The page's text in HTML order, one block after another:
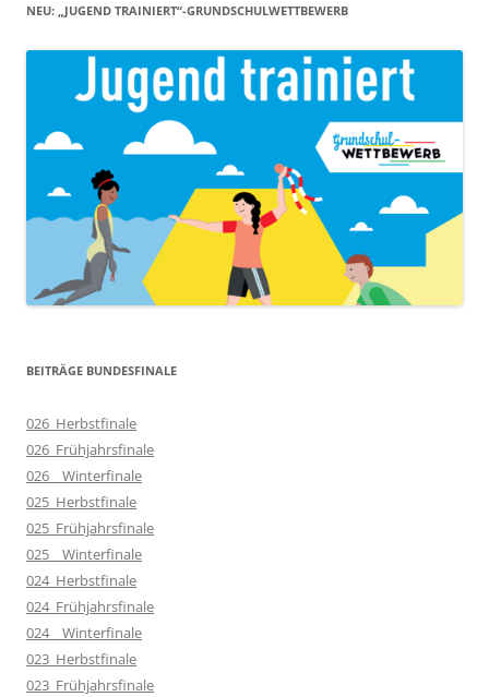
NEU: „JUGEND TRAINIERT“-GRUNDSCHULWETTBEWERB
BEITRÄGE BUNDESFINALE
026_Herbstfinale
026_Frühjahrsfinale
026__Winterfinale
025_Herbstfinale
025_Frühjahrsfinale
025__Winterfinale
024_Herbstfinale
024_Frühjahrsfinale
024__Winterfinale
023_Herbstfinale
023_Frühjahrsfinale